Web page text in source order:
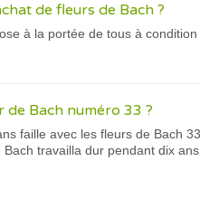
de fleurs de Bach ?
à la portée de tous à
Bach numéro 33 ?
faille avec les fleurs de Bach
travailla dur pendant dix